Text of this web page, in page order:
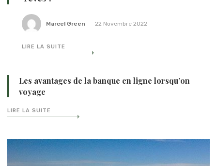
Marcel Green 22 Novembre 2022
LIRE LA SUITE
Les avantages de la banque en ligne lorsqu’on
voyage
LIRE LA SUITE